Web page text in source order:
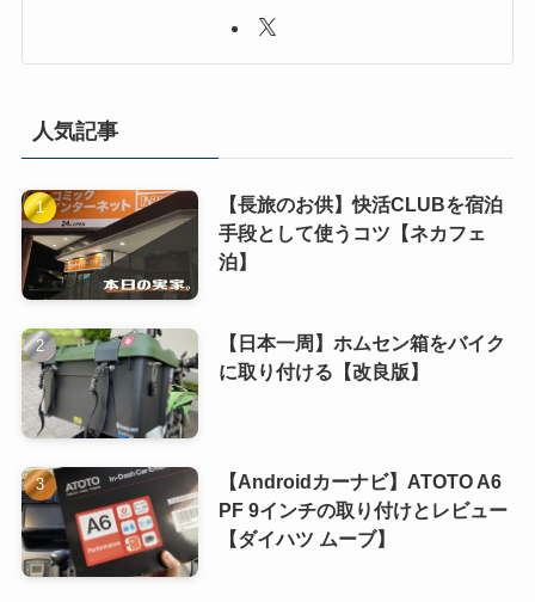
人気記事
【長旅のお供】快活CLUBを宿泊
手段として使うコツ【ネカフェ
泊】
【日本一周】ホムセン箱をバイク
に取り付ける【改良版】
【Androidカーナビ】ATOTO A6
PF 9インチの取り付けとレビュー
【ダイハツ ムーブ】